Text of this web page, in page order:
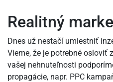
Realitný
Dnes už nestačí umiestniť
Vieme, že je potrebné osloviť
vašej nehnuteľnosti
propagácie, napr. PPC